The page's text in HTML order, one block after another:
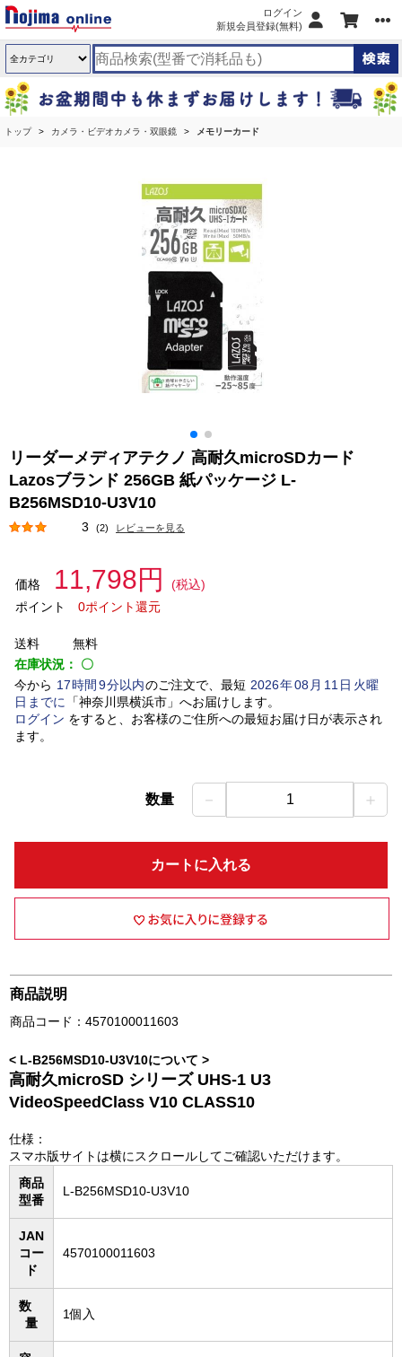
ログイン
新規会員登録(無料)
トップ カメラ・ビデオカメラ・双眼鏡 メモリーカード
リーダーメディアテクノ 高耐久microSDカード
Lazosブランド 256GB 紙パッケージ L-
B256MSD10-U3V10
3 (2) レビューを見る
価格 11,798円
(税込)
ポイント
0ポイント還元
送料
無料
在庫状況： 〇
今から 17時間 9分以内のご注文で、最短 2026年08 月 11 日火曜
日 までに 「神奈川県横浜市」 へお届けします。
ログイン をすると、お客様のご住所への最短お届け日が表示され
ます。
数量 － 1 ＋
カートに入れる
商品説明
商品コード：4570100011603
< L-B256MSD10-U3V10について >
高耐久microSD シリーズ UHS-1 U3
VideoSpeedClass V10 CLASS10
仕様：
スマホ版サイトは横にスクロールしてご確認いただけます。
商品
型番
L-B256MSD10-U3V10
JAN
コー
ド
4570100011603
数
量
1個入